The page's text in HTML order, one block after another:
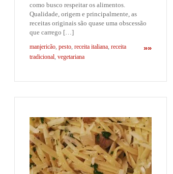
como busco respeitar os alimentos.
Qualidade, origem e principalmente, as
receitas originais são quase uma obscessão
que carrego […]
»»
manjericão, pesto, receita italiana, receita
tradicional, vegetariana